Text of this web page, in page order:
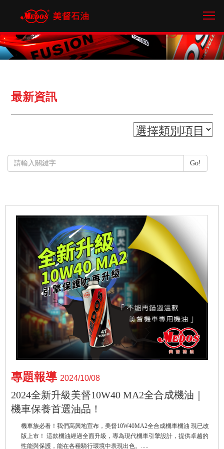
最新資訊
Go!
專題報導2024/10/08
2024全新升級美督10W40 MA2全合成機油｜
機車保養首選油品！
機車族必看！我們高興地宣布，美督10W40MA2全合成機車機油 現已改
版上市！ 這款機油經過全面升級，專為現代機車引擎設計，提供卓越的
性能與保護，能在各種騎行環境中表現出色。.....